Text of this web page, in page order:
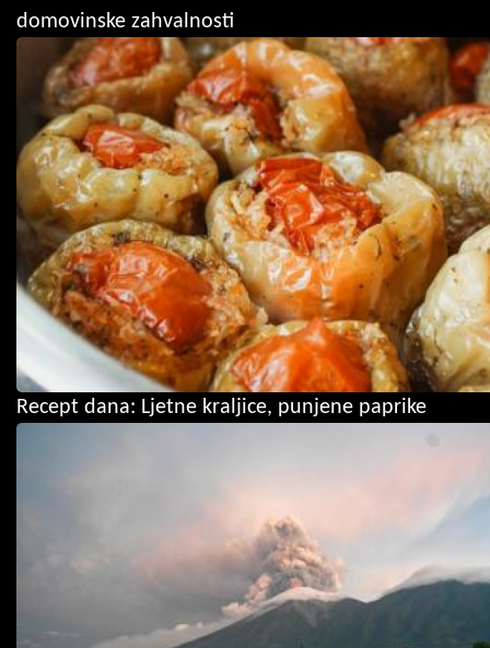
domovinske zahvalnosti
Recept dana: Ljetne kraljice, punjene paprike